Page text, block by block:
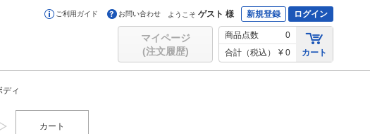
ご利用ガイド お問い合わせ ようこそ ゲスト 様 新規登録 ログイン
マイページ
(注文履歴)
商品点数
0
合計（税込）
¥ 0 カート
ィ
カート